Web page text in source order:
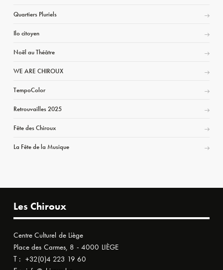
Quartiers Pluriels
Ilo citoyen
Noël au Théâtre
WE ARE CHIROUX
TempoColor
Retrouvailles 2025
Fête des Chiroux
La Fête de la Musique
Les Chiroux
Centre Culturel de Liège
Place des Carmes, 8 - 4000 LIÈGE
T : +32(0)4 223 19 60